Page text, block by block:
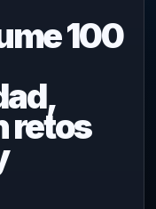
100
retos